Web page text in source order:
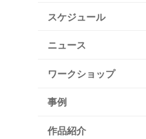
スケジュール
ニュース
ワークショップ
事例
作品紹介